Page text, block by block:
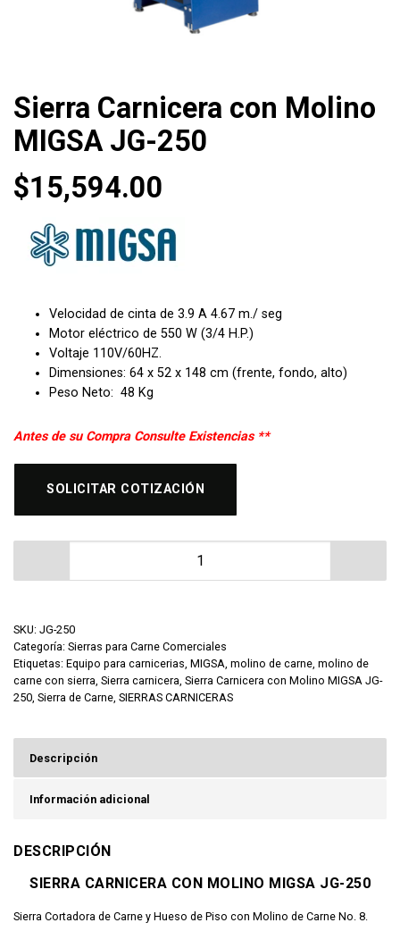
Sierra Carnicera con Molino
MIGSA JG-250
$15,594.00
Velocidad de cinta de 3.9 A 4.67 m./ seg
Motor eléctrico de 550 W (3/4 H.P.)
Voltaje 110V/60HZ.
Dimensiones: 64 x 52 x 148 cm (frente, fondo, alto)
Peso Neto: 48 Kg
Antes de su Compra Consulte Existencias **
SOLICITAR COTIZACIÓN
Sierra Carnicera con Molino MIGSA JG-250 cantidad
SKU: JG-250
Categoría: Sierras para Carne Comerciales
Etiquetas: Equipo para carnicerias, MIGSA, molino de carne, molino de
carne con sierra, Sierra carnicera, Sierra Carnicera con Molino MIGSA JG-
250, Sierra de Carne, SIERRAS CARNICERAS
Descripción
Información adicional
DESCRIPCIÓN
SIERRA CARNICERA CON MOLINO MIGSA JG-250
Sierra Cortadora de Carne y Hueso de Piso con Molino de Carne No. 8.